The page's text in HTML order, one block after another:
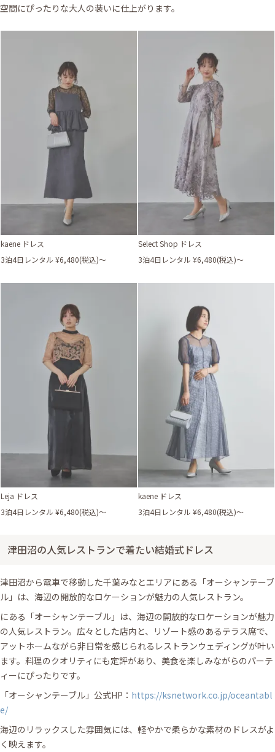
空間にぴったりな大人の装いに仕上がります。
kaene ドレス
3泊4日レンタル ¥6,480(税込)〜
Select Shop ドレス
3泊4日レンタル ¥6,480(税込)〜
Leja ドレス
3泊4日レンタル ¥6,480(税込)〜
kaene ドレス
3泊4日レンタル ¥6,480(税込)〜
津田沼の人気レストランで着たい結婚式ドレス
津田沼から電車で移動した千葉みなとエリアにある「オーシャンテーブ
ル」は、海辺の開放的なロケーションが魅力の人気レストラン。
にある「オーシャンテーブル」は、海辺の開放的なロケーションが魅力
の人気レストラン。広々とした店内と、リゾート感のあるテラス席で、
アットホームながら非日常を感じられるレストランウェディングが叶い
ます。料理のクオリティにも定評があり、美食を楽しみながらのパーテ
ィーにぴったりです。
「オーシャンテーブル」公式HP： https://ksnetwork.co.jp/oceantabl
e/
海辺のリラックスした雰囲気には、軽やかで柔らかな素材のドレスがよ
く映えます。